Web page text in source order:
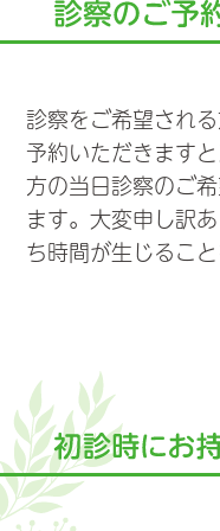
診察をご希望され
予約いただきます
方の当日診察のご
ます。大変申し訳
ち時間が生じるこ